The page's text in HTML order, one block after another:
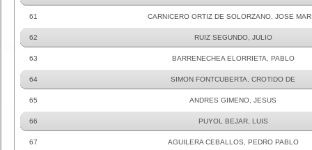
61 CARNICERO ORTIZ DE SOLORZANO, JOSE
62 RUIZ SEGUNDO, JULIO
63 BARRENECHEA ELORRIETA, PABLO
64 SIMON FONTCUBERTA, CROTIDO DE
65 ANDRES GIMENO, JESUS
66 PUYOL BEJAR, LUIS
67 AGUILERA CEBALLOS, PEDRO PABLO